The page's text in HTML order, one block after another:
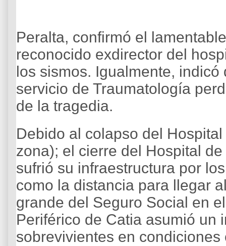
Peralta, confirmó el
reconocido exdirector del
los sismos. Igualmente,
servicio de Traumatología
de la tragedia.
Debido al colapso del
zona); el cierre del Hospital
sufrió su infraestructura por
como la distancia para llegar
grande del Seguro Social en
Periférico de Catia asumió un
sobrevivientes en condiciones